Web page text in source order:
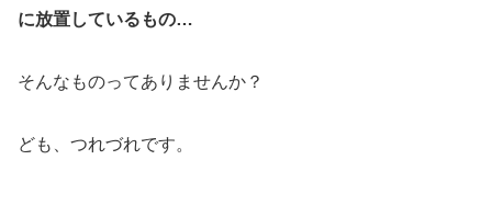
に放置しているもの…
そんなものってありませんか？
ども、つれづれです。